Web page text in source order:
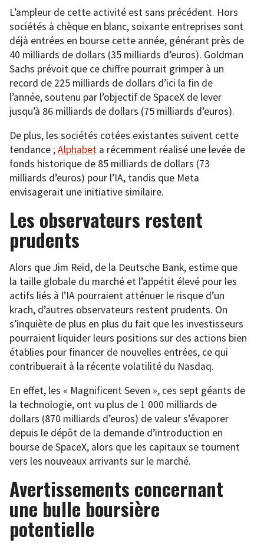
L’ampleur de cette activité est sans précédent. Hors
sociétés à chèque en blanc, soixante entreprises sont
déjà entrées en bourse cette année, générant près de
40 milliards de dollars (35 milliards d’euros). Goldman
Sachs prévoit que ce chiffre pourrait grimper à un
record de 225 milliards de dollars d’ici la fin de
l’année, soutenu par l’objectif de SpaceX de lever
jusqu’à 86 milliards de dollars (75 milliards d’euros).
De plus, les sociétés cotées existantes suivent cette
tendance ;Alphabet a récemment réalisé une levée de
fonds historique de 85 milliards de dollars (73
milliards d’euros) pour l’IA, tandis que Meta
envisagerait une initiative similaire.
Les observateurs restent
prudents
Alors que Jim Reid, de la Deutsche Bank, estime que
la taille globale du marché et l’appétit élevé pour les
actifs liés à l’IA pourraient atténuer le risque d’un
krach, d’autres observateurs restent prudents. On
s’inquiète de plus en plus du fait que les investisseurs
pourraient liquider leurs positions sur des actions bien
établies pour financer de nouvelles entrées, ce qui
contribuerait à la récente volatilité du Nasdaq.
En effet, les « Magnificent Seven », ces sept géants de
la technologie, ont vu plus de 1 000 milliards de
dollars (870 milliards d’euros) de valeur s’évaporer
depuis le dépôt de la demande d’introduction en
bourse de SpaceX, alors que les capitaux se tournent
vers les nouveaux arrivants sur le marché.
Avertissements concernant
une bulle boursière
potentielle